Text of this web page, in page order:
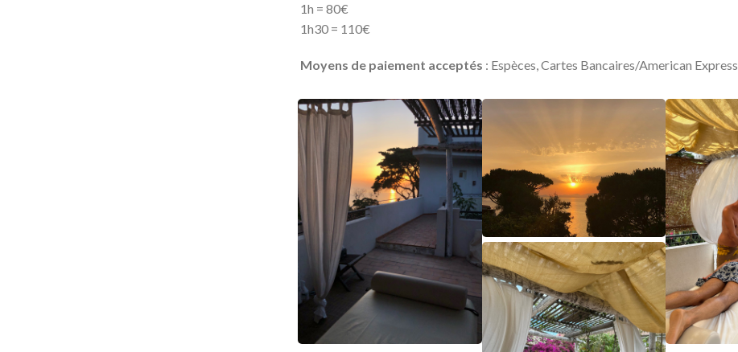
1h = 80€
1h30 = 110€
Moyens de paiement acceptés : Espèces, Cartes Bancaires/American Express